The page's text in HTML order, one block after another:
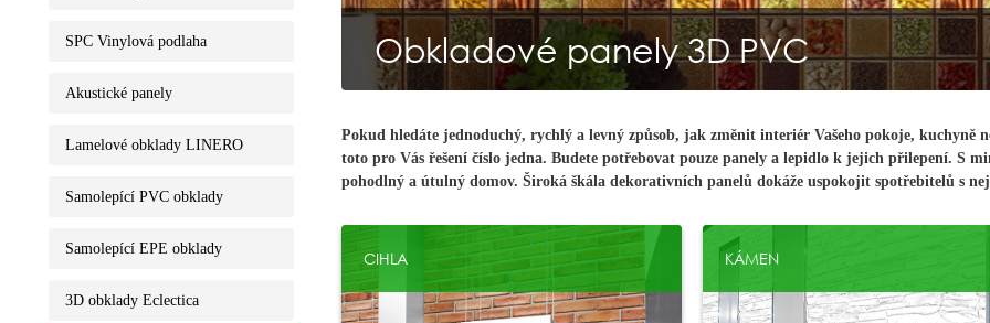
SPC Vinylová podlaha
Akustické panely
Lamelové obklady LINERO
Samolepící PVC obklady
Samolepící EPE obklady
3D obklady Eclectica
Obkladové panely 3D PVC
Pokud hledáte jednoduchý, rychlý a levný způsob, jak změnit interiér Vašeho pokoje, kuchyně
toto pro Vás řešení číslo jedna. Budete potřebovat pouze panely a lepidlo k jejich přilepení. S
pohodlný a útulný domov. Široká škála dekorativních panelů dokáže uspokojit spotřebitelů s
CIHLA KÁMEN